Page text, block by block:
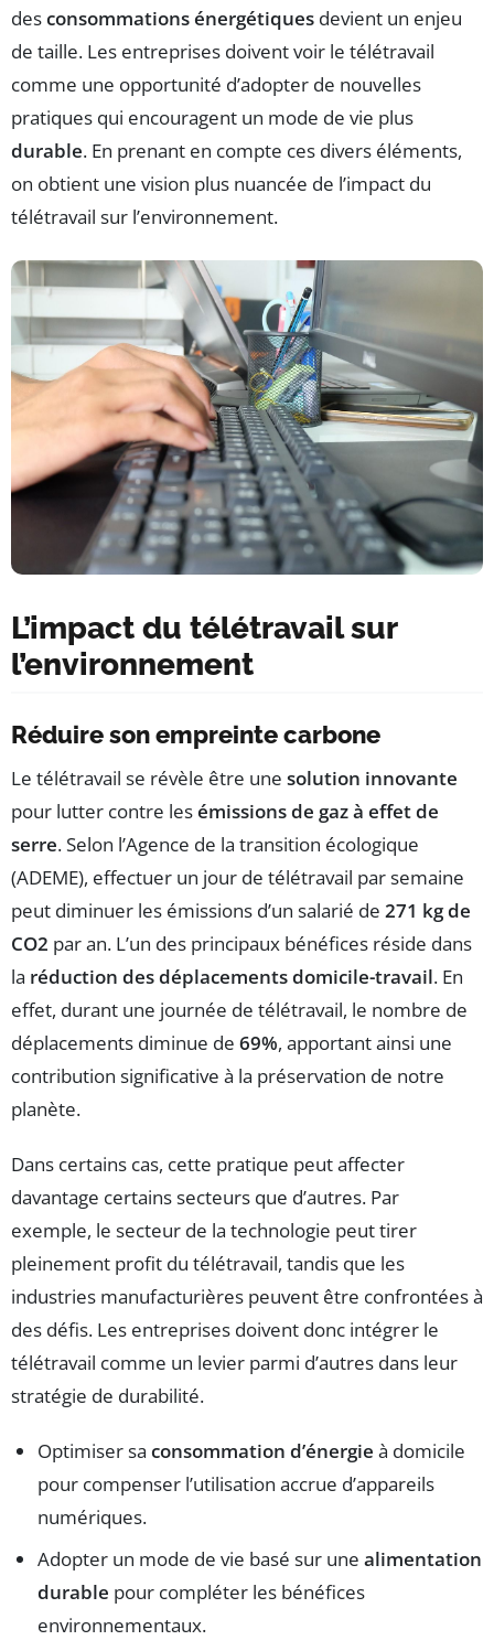
desconsommations énergétiques devient un enjeu
de taille. Les entreprises doivent voir le télétravail
comme une opportunité d’adopter de nouvelles
pratiques qui encouragent un mode de vie plus
durable. En prenant en compte ces divers éléments,
on obtient une vision plus nuancée de l’impact du
télétravail sur l’environnement.
L’impact du télétravail sur
l’environnement
Réduire son empreinte carbone
Le télétravail se révèle être une solution innovante
pour lutter contre lesémissions de gaz à effet de
serre. Selon l’Agence de la transition écologique
(ADEME), effectuer un jour de télétravail par semaine
peut diminuer les émissions d’un salarié de 271 kg de
CO2 par an. L’un des principaux bénéfices réside dans
la réduction des déplacements domicile-travail. En
effet, durant une journée de télétravail, le nombre de
déplacements diminue de 69%, apportant ainsi une
contribution significative à la préservation de notre
planète.
Dans certains cas, cette pratique peut affecter
davantage certains secteurs que d’autres. Par
exemple, le secteur de la technologie peut tirer
pleinement profit du télétravail, tandis que les
industries manufacturières peuvent être confrontées à
des défis. Les entreprises doivent donc intégrer le
télétravail comme un levier parmi d’autres dans leur
stratégie de durabilité.
Optimiser sa consommation d’énergie à domicile
pour compenser l’utilisation accrue d’appareils
numériques.
Adopter un mode de vie basé sur une alimentation
durable pour compléter les bénéfices
environnementaux.